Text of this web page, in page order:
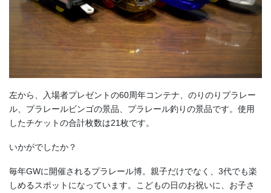
左から、入場者プレゼントの60周年コンテナ、のりのりプラレー
ル、プラレールビンゴの景品、プラレール釣りの景品です。使用
したチケットの合計枚数は21枚です。
いかがでしたか？
毎年GWに開催されるプラレール博。親子だけでなく、3代でも楽
しめるスポットになっています。こどもの日のお祝いに、お子さ